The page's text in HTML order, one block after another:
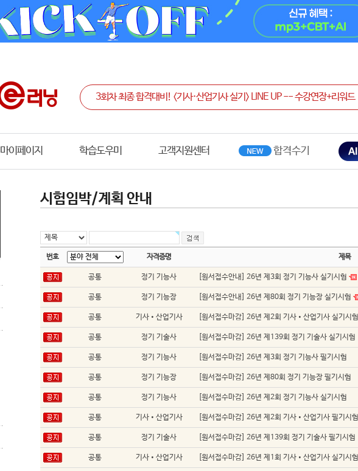
마이페이지 학습도우미 고객지원센터
시험임박/계획 안내
번호 자격증명 제목
공통 정기 기능사 [원서접수안내] 26년 제3회 정기 기능사 실기시험
공통 정기 기능장 [원서접수안내] 26년 제80회 정기 기능장 실기시험
공통 기사•산업기사 [원서접수마감] 26년 제2회 기사•산업기사 실기시험
공통 정기 기술사 [원서접수마감] 26년 제139회 정기 기술사 실기시험
공통 정기 기능사 [원서접수마감] 26년 제3회 정기 기능사 필기시험
공통 정기 기능장 [원서접수마감] 26년 제80회 정기 기능장 필기시험
공통 정기 기능사 [원서접수마감] 26년 제2회 정기 기능사 실기시험
공통 기사•산업기사 [원서접수마감] 26년 제2회 기사•산업기사 필기시험
공통 정기 기술사 [원서접수마감] 26년 제139회 정기 기술사 필기시험
공통 기사•산업기사 [원서접수마감] 26년 제1회 기사•산업기사 실기시험